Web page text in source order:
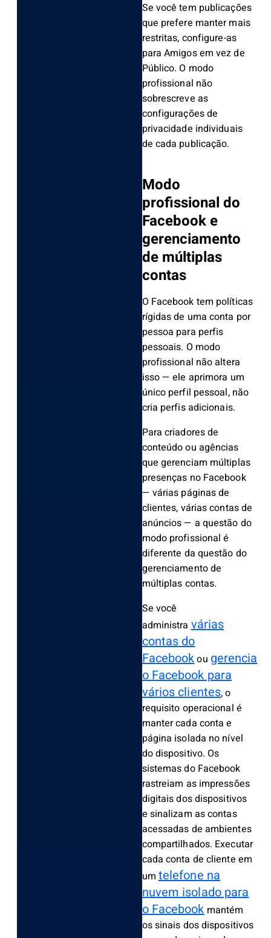
Se você tem publicações
que prefere manter mais
restritas, configure-as
para Amigos em vez de
Público. O modo
profissional não
sobrescreve as
configurações de
privacidade individuais
de cada publicação.
Modo
profissional do
Facebook e
gerenciamento
de múltiplas
contas
O Facebook tem políticas
rígidas de uma conta por
pessoa para perfis
pessoais. O modo
profissional não altera
isso — ele aprimora um
único perfil pessoal, não
cria perfis adicionais.
Para criadores de
conteúdo ou agências
que gerenciam múltiplas
presenças no Facebook
— várias páginas de
clientes, várias contas de
anúncios — a questão do
modo profissional é
diferente da questão do
gerenciamento de
múltiplas contas.
Se você
administravárias
contas do
Facebookou gerencia
o Facebook para
vários clientes, o
requisito operacional é
manter cada conta e
página isolada no nível
do dispositivo. Os
sistemas do Facebook
rastreiam as impressões
digitais dos dispositivos
e sinalizam as contas
acessadas de ambientes
compartilhados. Executar
cada conta de cliente em
umtelefone na
nuvem isolado para
o Facebookmantém
os sinais dos dispositivos